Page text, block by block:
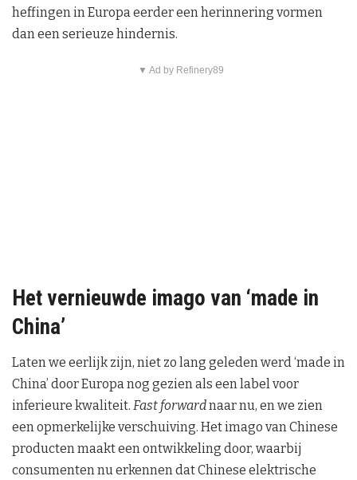
heffingen in Europa eerder een herinnering vormen
dan een serieuze hindernis.
▼ Ad by Refinery89
Het vernieuwde imago van ‘made in
China’
Laten we eerlijk zijn, niet zo lang geleden werd ‘made in
China’ door Europa nog gezien als een label voor
inferieure kwaliteit. Fast forwardnaar nu, en we zien
een opmerkelijke verschuiving. Het imago van Chinese
producten maakt een ontwikkeling door, waarbij
consumenten nu erkennen dat Chinese elektrische